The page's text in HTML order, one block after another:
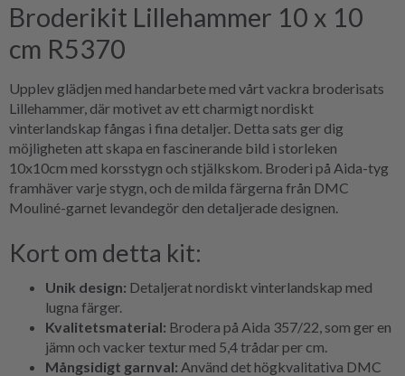
Broderikit Lillehammer 10 x 10
cm R5370
Upplev glädjen med handarbete med vårt vackra broderisats
Lillehammer, där motivet av ett charmigt nordiskt
vinterlandskap fångas i fina detaljer. Detta sats ger dig
möjligheten att skapa en fascinerande bild i storleken
10x10cm med korsstygn och stjälkskom. Broderi på Aida-tyg
framhäver varje stygn, och de milda färgerna från DMC
Mouliné-garnet levandegör den detaljerade designen.
Kort om detta kit:
Unik design: Detaljerat nordiskt vinterlandskap med
lugna färger.
Kvalitetsmaterial: Brodera på Aida 357/22, som ger en
jämn och vacker textur med 5,4 trådar per cm.
Mångsidigt garnval: Använd det högkvalitativa DMC